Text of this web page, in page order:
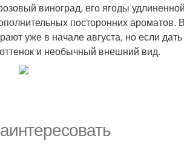
виноград, его ягоды
посторонних
уже в начале августа, но если
и необычный внешний вид.